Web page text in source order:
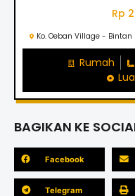
Rp
Ko. Oeban Village - Bintan
Rumah
BAGIKAN KE
Facebook
Telegram